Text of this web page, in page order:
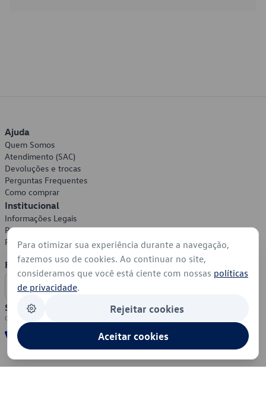
Ajuda
Quem Somos
Atendimento (SAC)
Devoluções e trocas
Perguntas Frequentes
Como comprar
Institucional
Informações Legais
Política de Privacidade
Política de Cookies
Formas de Pagamento
Segurança
Para otimizar sua experiência durante a navegação,
fazemos uso de cookies. Ao continuar no site,
consideramos que você está ciente com nossas políticas
de privacidade.
Rejeitar cookies
Aceitar cookies